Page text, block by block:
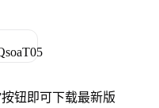
钮即可下载最新版